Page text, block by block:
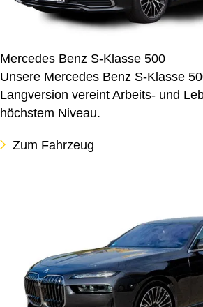
Mercedes Benz S-Klasse 500
Unsere Mercedes Benz S-Klasse
Langversion vereint Arbeits- und
höchstem Niveau.
Zum Fahrzeug